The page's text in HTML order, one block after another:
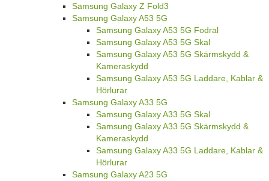
Samsung Galaxy Z Fold3
Samsung Galaxy A53 5G
Samsung Galaxy A53 5G Fodral
Samsung Galaxy A53 5G Skal
Samsung Galaxy A53 5G Skärmskydd &
Kameraskydd
Samsung Galaxy A53 5G Laddare, Kablar &
Hörlurar
Samsung Galaxy A33 5G
Samsung Galaxy A33 5G Skal
Samsung Galaxy A33 5G Skärmskydd &
Kameraskydd
Samsung Galaxy A33 5G Laddare, Kablar &
Hörlurar
Samsung Galaxy A23 5G